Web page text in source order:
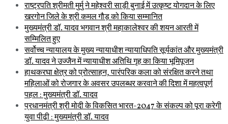
राष्ट्रपति श्रीमती मुर्मु ने महेश्वरी साड़ी बुनाई में उत्कृष्ट योगदान के लिए
खरगोन जिले के श्री कमल गौड़ को किया सम्मानित
मुख्यमंत्री डॉ. यादव भगवान श्री महाकालेश्‍वर की शयन आरती में
सम्मिलित हुए
सर्वोच्च न्यायालय के मुख्‍य न्‍यायाधीश न्यायाधिपति सूर्यकांत और मुख्यमंत्री
डॉ. यादव ने उज्जैन में न्यायाधीश अतिथि गृह का किया भूमिपूजन
हाथकरघा क्षेत्र को प्रोत्साहन, पारंपरिक कला को संरक्षित करने तथा
महिलाओं को रोजगार के अवसर उपलब्धर करवाने की दिशा में महत्वपूर्ण
पहल : मुख्यमंत्री डॉ. यादव
प्रधानमंत्री श्री मोदी के विकसित भारत-2047 के संकल्प को पूरा करेगी
युवा पीढ़ी : मुख्यमंत्री डॉ. यादव